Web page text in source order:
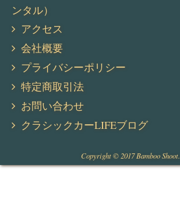
ンタル）
アクセス
会社概要
プライバシーポリシー
特定商取引法
お問い合わせ
クラシックカーLIFEブログ
Copyright © 2017 Bamboo Shoot.